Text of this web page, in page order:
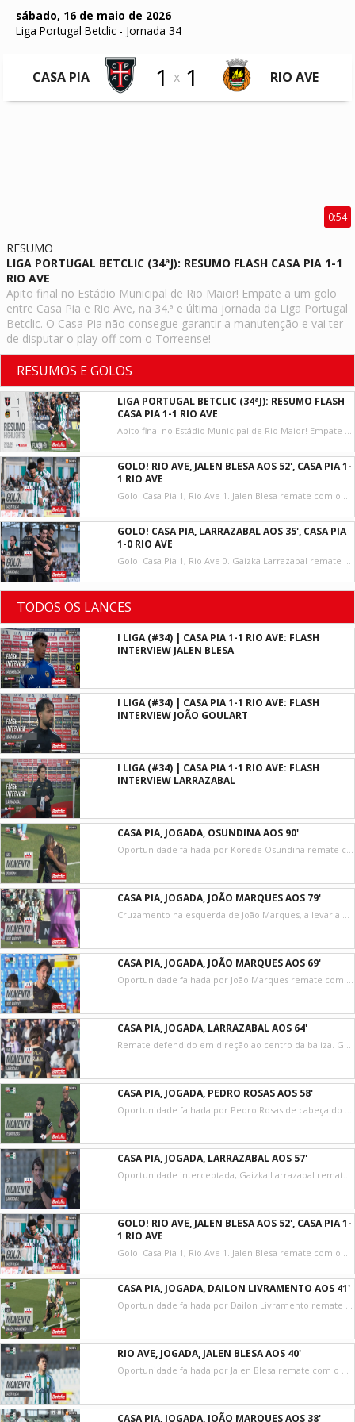
sábado, 16 de maio de 2026
Liga Portugal Betclic - Jornada 34
CASA PIA 1 x 1 RIO AVE
0:54
RESUMO
LIGA PORTUGAL BETCLIC (34ªJ): RESUMO FLASH CASA PIA 1-1
RIO AVE
Apito final no Estádio Municipal de Rio Maior! Empate a um golo
entre Casa Pia e Rio Ave, na 34.ª e última jornada da Liga Portugal
Betclic. O Casa Pia não consegue garantir a manutenção e vai ter
de disputar o play-off com o Torreense!
RESUMOS E GOLOS
LIGA PORTUGAL BETCLIC (34ªJ): RESUMO FLASH
CASA PIA 1-1 RIO AVE
Apito final no Estádio Municipal de Rio Maior! Empate a um golo entre Casa Pia e Rio Ave, na 34.ª e última jornada da Liga Portugal Betclic. O Casa Pia não consegue garantir a manutenção e vai ter de disputar o play-off com o Torreense!
GOLO! RIO AVE, JALEN BLESA AOS 52', CASA PIA 1-
1 RIO AVE
Golo! Casa Pia 1, Rio Ave 1. Jalen Blesa remate com o pé direito no coração da área, após uma saída infeliz dos postes de Patrick Sequeira, e iguala o marcador em Rio Maior.
GOLO! CASA PIA, LARRAZABAL AOS 35', CASA PIA
1-0 RIO AVE
Golo! Casa Pia 1, Rio Ave 0. Gaizka Larrazabal remate em frente à baliza resultante do canto.
TODOS OS LANCES
I LIGA (#34) | CASA PIA 1-1 RIO AVE: FLASH
INTERVIEW JALEN BLESA
I LIGA (#34) | CASA PIA 1-1 RIO AVE: FLASH
INTERVIEW JOÃO GOULART
I LIGA (#34) | CASA PIA 1-1 RIO AVE: FLASH
INTERVIEW LARRAZABAL
CASA PIA, JOGADA, OSUNDINA AOS 90'
Oportunidade falhada por Korede Osundina remate com o pé direito no coração da área. Assistência de Jérémy Livolant depois de um contra ataque.
CASA PIA, JOGADA, JOÃO MARQUES AOS 79'
Cruzamento na esquerda de João Marques, a levar a direção da baliza, e a obrigar van der Gouw a uma defesa apertada.
CASA PIA, JOGADA, JOÃO MARQUES AOS 69'
Oportunidade falhada por João Marques remate com o pé direito de fora da área.
CASA PIA, JOGADA, LARRAZABAL AOS 64'
Remate defendido em direção ao centro da baliza. Gaizka Larrazabal remate com o pé direito do lado direito da área. Assistência de João Marques.
CASA PIA, JOGADA, PEDRO ROSAS AOS 58'
Oportunidade falhada por Pedro Rosas de cabeça do lado esquerdo da pequena área. Assistência de Seba Pérez com um cruzamento para a área resultante do canto.
CASA PIA, JOGADA, LARRAZABAL AOS 57'
Oportunidade interceptada, Gaizka Larrazabal remate com o pé direito de fora da área.
GOLO! RIO AVE, JALEN BLESA AOS 52', CASA PIA 1-
1 RIO AVE
Golo! Casa Pia 1, Rio Ave 1. Jalen Blesa remate com o pé direito no coração da área, após uma saída infeliz dos postes de Patrick Sequeira, e iguala o marcador em Rio Maior.
CASA PIA, JOGADA, DAILON LIVRAMENTO AOS 41'
Oportunidade falhada por Dailon Livramento remate com o pé esquerdo de fora da área. Assistência de David Sousa.
RIO AVE, JOGADA, JALEN BLESA AOS 40'
Oportunidade falhada por Jalen Blesa remate com o pé direito do lado direito da área. Assistência de João Tomé com um passe em profundidade.
CASA PIA, JOGADA, JOÃO MARQUES AOS 38'